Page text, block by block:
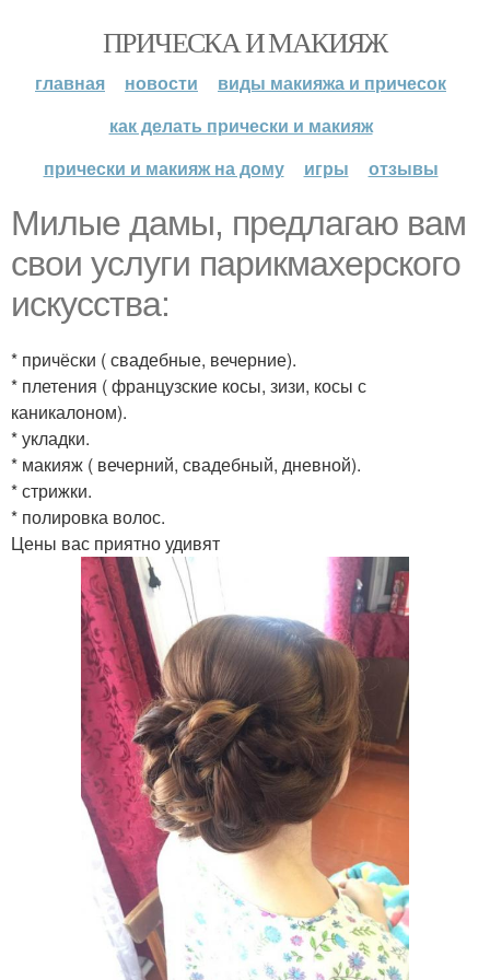
ПРИЧЕСКА И МАКИЯЖ
главная новости
виды макияжа и причесок
как делать прически и макияж
прически и макияж на дому
игры отзывы
Милые дамы, предлагаю вам
свои услуги парикмахерского
искусства:
* причёски ( свадебные, вечерние).
* плетения ( французские косы, зизи, косы с
каникалоном).
* укладки.
* макияж ( вечерний, свадебный, дневной).
* стрижки.
* полировка волос.
Цены вас приятно удивят